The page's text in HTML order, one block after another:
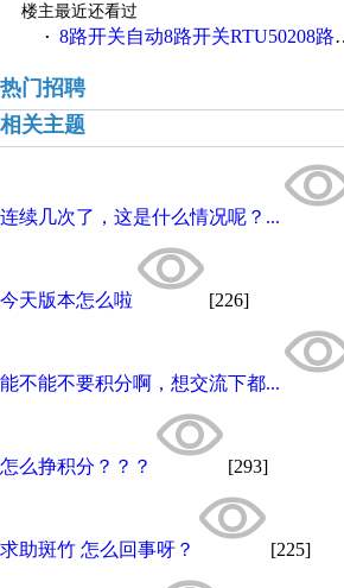
楼主最近还看过
· 8路开关自动8路开关RTU50208路开关金鸽RTU5021
热门招聘
相关主题
连续几次了，这是什么情况呢？...
今天版本怎么啦 [226]
能不能不要积分啊，想交流下都...
怎么挣积分？？？ [293]
求助斑竹 怎么回事呀？ [225]